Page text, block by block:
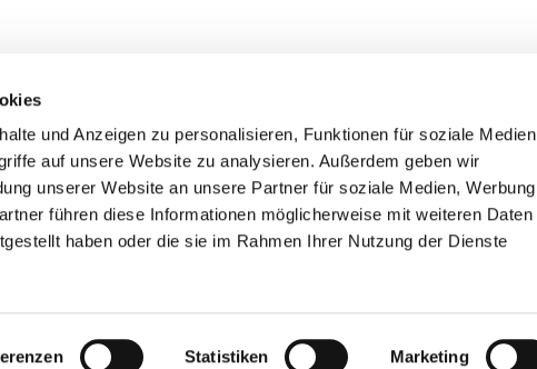
und Anzeigen zu personalisieren, Funktionen für soziale Medien
auf unsere Website zu analysieren. Außerdem geben wir
unserer Website an unsere Partner für soziale Medien, Werbung
führen diese Informationen möglicherweise mit weiteren Daten
haben oder die sie im Rahmen Ihrer Nutzung der Dienste
Statistiken Marketing
Greifswald · Bahnhofstr. 15, 17489 Greifswald+49 3834 5735-0
Kontaktinformationen
Impressum
Hinweisgebersystem